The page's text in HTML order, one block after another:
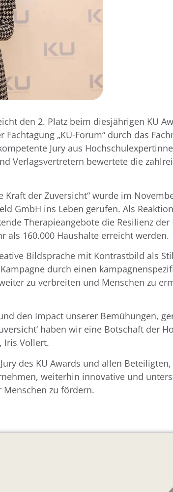
den 2. Platz beim diesjährigen KU
„KU-Forum“ durch das
Jury aus
Verlagsvertretern bewertete die
Kraft der Zuversicht“ wurde im
GmbH ins Leben gerufen. Als
Therapieangebote die Resilienz
als 160.000 Haushalte erreicht werden.
Bildsprache mit Kontrastbild als
durch einen
zu verbreiten und Menschen zu
den Impact unserer Bemühungen,
haben wir eine Botschaft der
Iris Vollert.
des KU Awards und allen
weiterhin innovative und
zu fördern.